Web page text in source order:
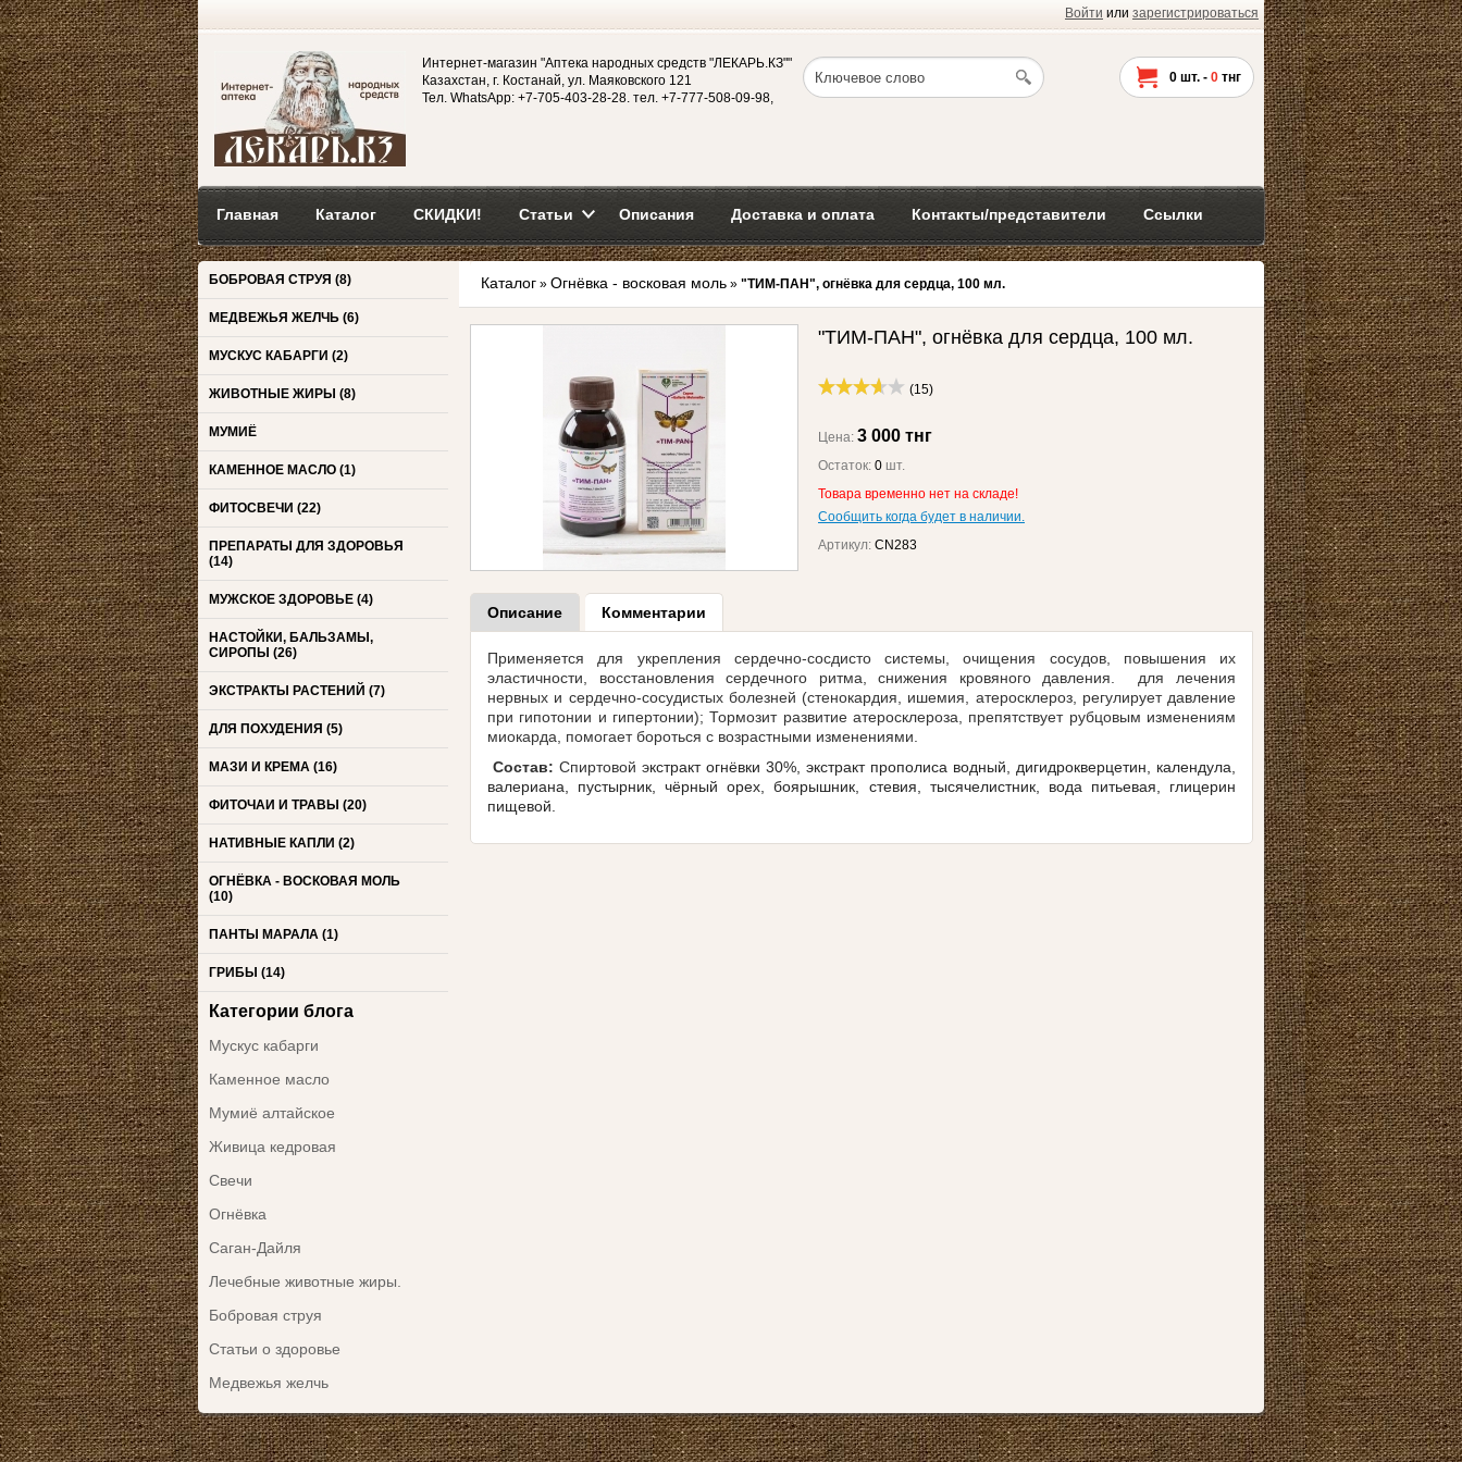
Войти или зарегистрироваться
Интернет-магазин "Аптека народных средств "ЛЕКАРЬ.КЗ""
Казахстан, г. Костанай, ул. Маяковского 121
Тел. WhatsApp: +7-705-403-28-28. тел. +7-777-508-09-98,
0 шт. - 0 тнг
Главная Каталог СКИДКИ! Статьи Описания Доставка и оплата Контакты/представители Ссылки
БОБРОВАЯ СТРУЯ (8)
МЕДВЕЖЬЯ ЖЕЛЧЬ (6)
МУСКУС КАБАРГИ (2)
ЖИВОТНЫЕ ЖИРЫ (8)
МУМИЁ
КАМЕННОЕ МАСЛО (1)
ФИТОСВЕЧИ (22)
ПРЕПАРАТЫ ДЛЯ ЗДОРОВЬЯ
(14)
МУЖСКОЕ ЗДОРОВЬЕ (4)
НАСТОЙКИ, БАЛЬЗАМЫ,
СИРОПЫ (26)
ЭКСТРАКТЫ РАСТЕНИЙ (7)
ДЛЯ ПОХУДЕНИЯ (5)
МАЗИ И КРЕМА (16)
ФИТОЧАИ И ТРАВЫ (20)
НАТИВНЫЕ КАПЛИ (2)
ОГНЁВКА - ВОСКОВАЯ МОЛЬ
(10)
ПАНТЫ МАРАЛА (1)
ГРИБЫ (14)
Категории блога
Мускус кабарги
Каменное масло
Мумиё алтайское
Живица кедровая
Свечи
Огнёвка
Саган-Дайля
Лечебные животные жиры.
Бобровая струя
Статьи о здоровье
Медвежья желчь
Каталог » Огнёвка - восковая моль » "ТИМ-ПАН", огнёвка для сердца, 100 мл.
"ТИМ-ПАН", огнёвка для сердца, 100 мл.
(15)
Цена: 3 000 тнг
Остаток: 0 шт.
Товара временно нет на складе!
Сообщить когда будет в наличии.
Артикул: CN283
Описание Комментарии
Применяется для укрепления сердечно-сосдисто системы, очищения сосудов, повышения их
эластичности, восстановления сердечного ритма, снижения кровяного давления. для лечения
нервных и сердечно-сосудистых болезней (стенокардия, ишемия, атеросклероз, регулирует давление
при гипотонии и гипертонии); Тормозит развитие атеросклероза, препятствует рубцовым изменениям
миокарда, помогает бороться с возрастными изменениями.
Состав: Спиртовой экстракт огнёвки 30%, экстракт прополиса водный, дигидрокверцетин, календула,
валериана, пустырник, чёрный орех, боярышник, стевия, тысячелистник, вода питьевая, глицерин
пищевой.